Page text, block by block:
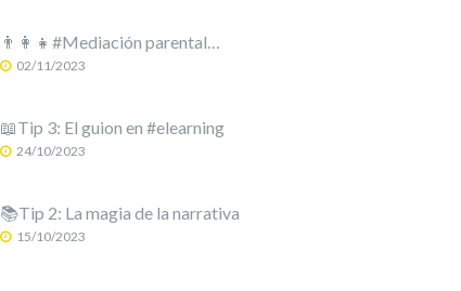
👨‍👩‍👧#Mediación parental…
02/11/2023
📖Tip 3: El guion en #elearning
24/10/2023
📚Tip 2: La magia de la narrativa
15/10/2023